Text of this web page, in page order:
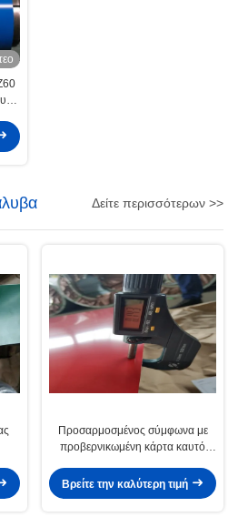
Δείτε περισσότερων >>
Προσαρμοσμένος σύμφωνα με
προβερνικωμένη κάρτα καυτό
PVDF φύλλων χάλυβα RAL τη
χρώμα
Βρείτε την καλύτερη τιμή